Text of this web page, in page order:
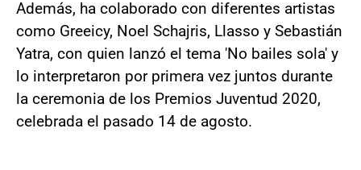
Además, ha colaborado con diferentes artistas
como Greeicy, Noel Schajris, Llasso y Sebastián
Yatra, con quien lanzó el tema 'No bailes sola' y
lo interpretaron por primera vez juntos durante
la ceremonia de los Premios Juventud 2020,
celebrada el pasado 14 de agosto.